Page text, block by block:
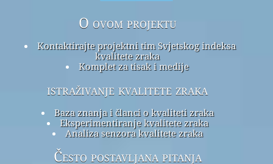
O ovom projektu
Kontaktirajte projektni tim Svjetskog indeksa
kvalitete zraka
Komplet za tisak i medije
istraživanje kvalitete zraka
Baza znanja i članci o kvaliteti zraka
Eksperimentiranje kvalitete zraka
Analiza senzora kvalitete zraka
Često postavljana pitanja